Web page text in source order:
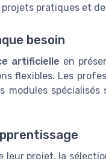
pratiques et
besoin
artificielle en
flexibles. Les
modules spécialisés
leur projet, la